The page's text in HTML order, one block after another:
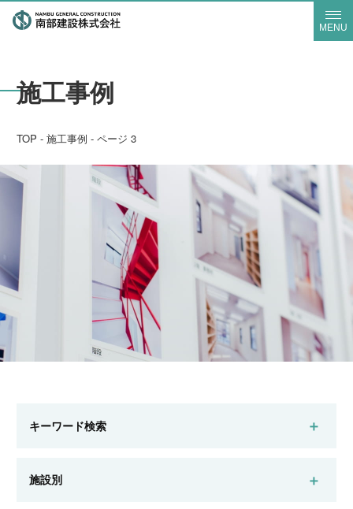
MENU
施工事例
TOP -施工事例 -ページ 3
キーワード検索
施設別